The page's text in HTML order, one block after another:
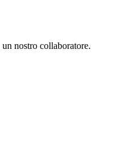
nostro collaboratore.